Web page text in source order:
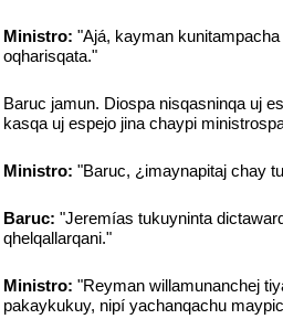
Ministro: "Ajá, kayman
oqharisqata."
Baruc jamun. Diospa nisqasninqa uj
kasqa uj espejo jina chaypi
Ministro: "Baruc, ¿imaynapitaj chay
Baruc: "Jeremías tukuyninta
qhelqallarqani."
Ministro: "Reyman willamunanchej
pakaykukuy, nipí yachanqachu